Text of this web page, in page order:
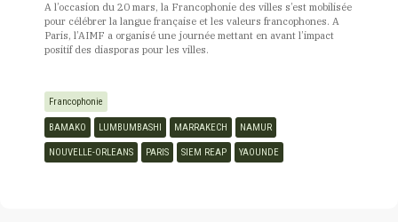
A l’occasion du 20 mars, la Francophonie des villes s’est mobilisée
pour célébrer la langue française et les valeurs francophones. A
Paris, l’AIMF a organisé une journée mettant en avant l’impact
positif des diasporas pour les villes.
Francophonie
BAMAKO LUMBUMBASHI MARRAKECH NAMUR
NOUVELLE-ORLEANS PARIS SIEM REAP YAOUNDE